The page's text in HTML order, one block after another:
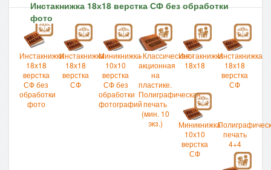
Инстакнижка 18х18 верстка СФ без обработки
фото
Инстакнижка
18х18
верстка
СФ без
обработки
фото
Инстакнижка
18х18
верстка
СФ
Миникнижка
10х10
верстка
СФ без
обработки
фотографий
«Классическая»
акционная
на
пластике.
Полиграфическая
печать
(мин. 10
экз.)
Инстакнижка
18х18
Инстакнижка
18х18
верстка
СФ
Миникнижка
10х10
верстка
СФ
печать
4+4